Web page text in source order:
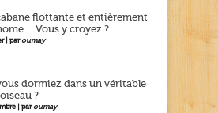
flottante et entièrement
Vous y croyez ?
| paroumay
dormiez dans un véritable
?
| paroumay